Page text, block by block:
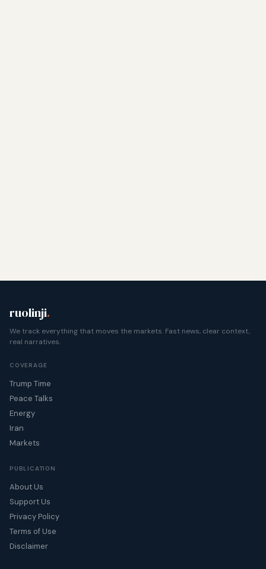
ruolinji.
We track everything that moves the markets. Fast news, clear context,
real narratives.
COVERAGE
Trump Time
Peace Talks
Energy
Iran
Markets
PUBLICATION
About Us
Support Us
Privacy Policy
Terms of Use
Disclaimer